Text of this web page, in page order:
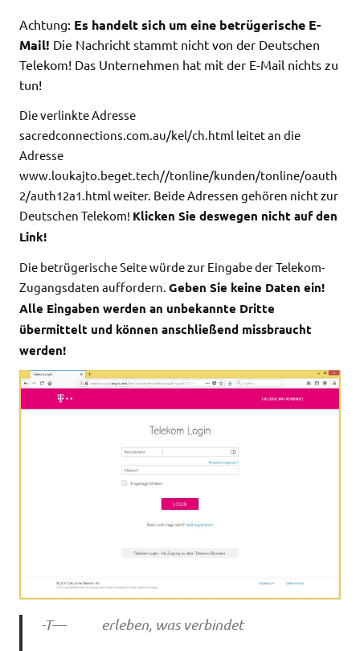
Achtung: Es handelt sich um eine betrügerische E-
Mail! Die Nachricht stammt nicht von der Deutschen
Telekom! Das Unternehmen hat mit der E-Mail nichts zu
tun!
Die verlinkte Adresse
sacredconnections.com.au/kel/ch.html leitet an die
Adresse
www.loukajto.beget.tech//tonline/kunden/tonline/oauth
2/auth12a1.html weiter. Beide Adressen gehören nicht zur
Deutschen Telekom! Klicken Sie deswegen nicht auf den
Link!
Die betrügerische Seite würde zur Eingabe der Telekom-
Zugangsdaten auffordern. Geben Sie keine Daten ein!
Alle Eingaben werden an unbekannte Dritte
übermittelt und können anschließend missbraucht
werden!
-T— erleben, was verbindet